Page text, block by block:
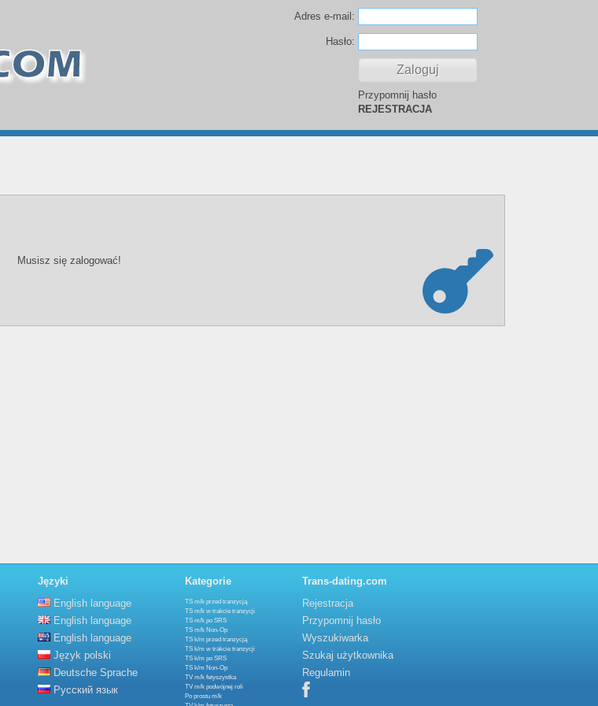
Adres e-mail:
Hasło:
Przypomnij hasło
REJESTRACJA
Musisz się zalogować!
Języki
English language
English language
English language
Język polski
Deutsche Sprache
Русский язык
Kategorie
TS m/k przed tranzycją
TS m/k w trakcie tranzycji
TS m/k po SRS
TS m/k Non-Op
TS k/m przed tranzycją
TS k/m w trakcie tranzycji
TS k/m po SRS
TS k/m Non-Op
TV m/k fetyszystka
TV m/k podwójnej roli
Po prostu m/k
Trans-dating.com
Rejestracja
Przypomnij hasło
Wyszukiwarka
Szukaj użytkownika
Regulamin